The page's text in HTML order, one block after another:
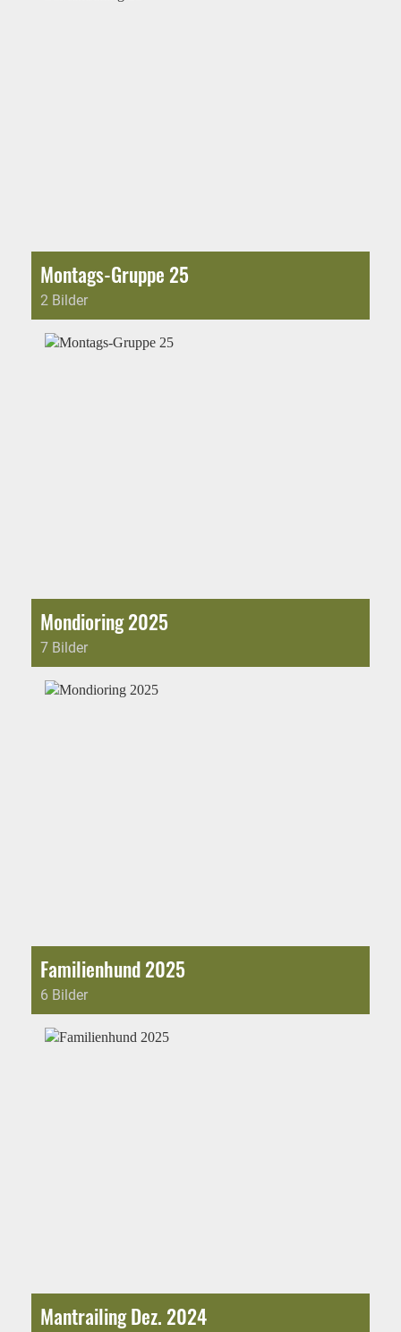
Montags-Gruppe 25
2 Bilder
Mondioring 2025
7 Bilder
Familienhund 2025
6 Bilder
Mantrailing Dez. 2024